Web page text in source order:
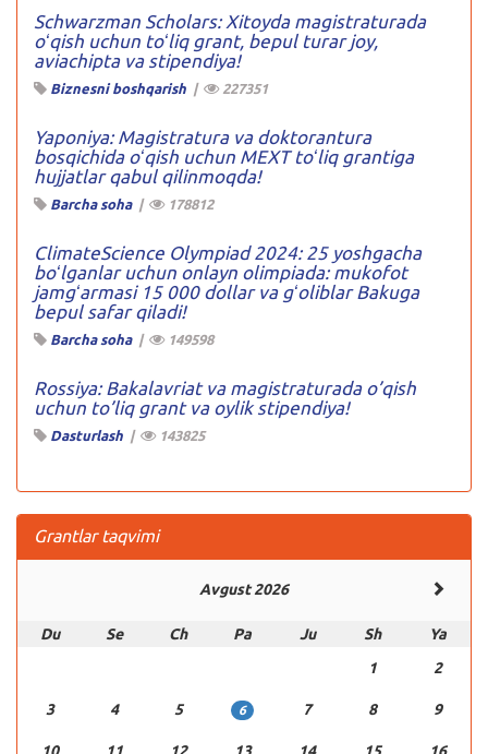
Schwarzman Scholars: Xitoyda magistraturada
oʻqish uchun toʻliq grant, bepul turar joy,
aviachipta va stipendiya!
Biznesni boshqarish | 227351
Yaponiya: Magistratura va doktorantura
bosqichida oʻqish uchun MEXT toʻliq grantiga
hujjatlar qabul qilinmoqda!
Barcha soha| 178812
ClimateScience Olympiad 2024: 25 yoshgacha
boʻlganlar uchun onlayn olimpiada: mukofot
jamgʻarmasi 15 000 dollar va gʻoliblar Bakuga
bepul safar qiladi!
Barcha soha| 149598
Rossiya: Bakalavriat va magistraturada o’qish
uchun to’liq grant va oylik stipendiya!
Dasturlash | 143825
Grantlar taqvimi
Avgust 2026
Du Se Ch Pa Ju Sh
Ya
1
2
3 4 5 6 7 8 9
10 11 12 13 14 15 16